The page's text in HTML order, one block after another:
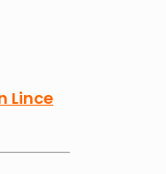
Lince